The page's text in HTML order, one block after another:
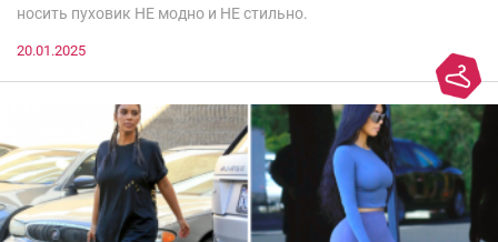
носить пуховик НЕ модно и НЕ стильно.
20.01.2025